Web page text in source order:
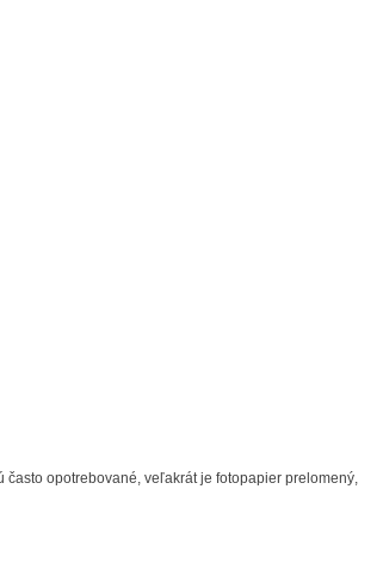
často opotrebované, veľakrát je fotopapier prelomený,